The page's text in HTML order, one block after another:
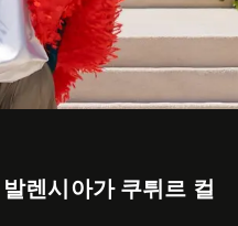
렌시아가 쿠튀르 컬